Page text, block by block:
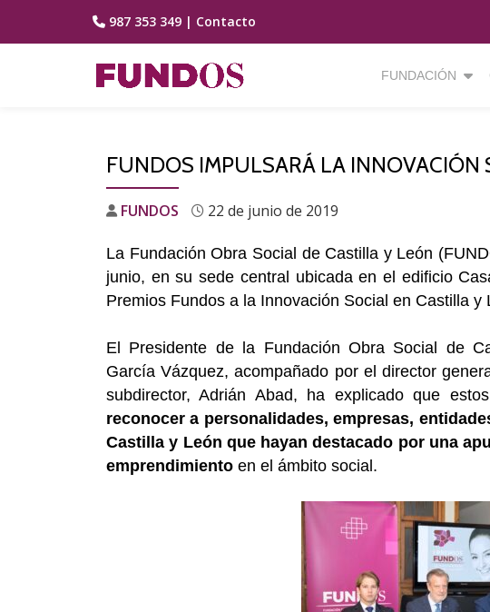
Saltar
987 353 349 | Contacto
FUNDACIÓN
FUNDOS IMPULSARÁ LA INNOVACIÓN
FUNDOS 22 de junio de 2019
La Fundación Obra Social de Castilla y León
junio, en su sede central ubicada en el edificio
Premios Fundos a la Innovación Social en Castilla y
El Presidente de la Fundación Obra Social de
García Vázquez, acompañado por el director
subdirector, Adrián Abad, ha explicado que
reconocer a personalidades, empresas,
Castilla y León que hayan destacado por una
emprendimiento en el ámbito social.